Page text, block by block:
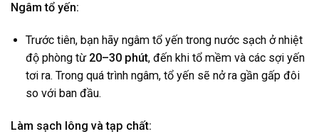
Ngâm tổ yến:
Trước tiên, bạn hãy ngâm tổ yến trong nước sạch ở nhiệt
độ phòng từ 20–30 phút, đến khi tổ mềm và các sợi yến
tơi ra. Trong quá trình ngâm, tổ yến sẽ nở ra gần gấp đôi
so với ban đầu.
Làm sạch lông và tạp chất: